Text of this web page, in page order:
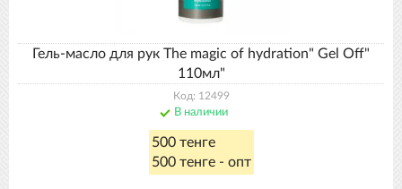
Гель-масло для рук The magic of hydration" Gel Off"
110мл"
Код: 12499
В наличии
500 тенге
500 тенге - опт